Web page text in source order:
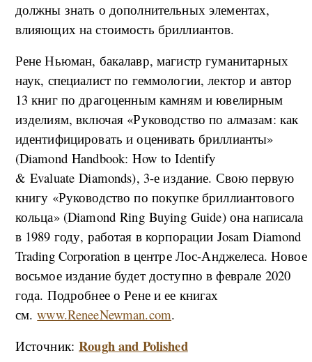
должны знать о дополнительных элементах,
влияющих на стоимость бриллиантов.
Рене Ньюман, бакалавр, магистр гуманитарных
наук, специалист по геммологии, лектор и автор
13 книг по драгоценным камням и ювелирным
изделиям, включая «Руководство по алмазам: как
идентифицировать и оценивать бриллианты»
(Diamond Handbook: How to Identify
& Evaluate Diamonds), 3-е издание. Свою первую
книгу «Руководство по покупке бриллиантового
кольца» (Diamond Ring Buying Guide) она написала
в 1989 году, работая в корпорации Josam Diamond
Trading Corporation в центре Лос-Анджелеса. Новое
восьмое издание будет доступно в феврале 2020
года. Подробнее о Рене и ее книгах
см.www.ReneeNewman.com.
Источник:Rough and Polished